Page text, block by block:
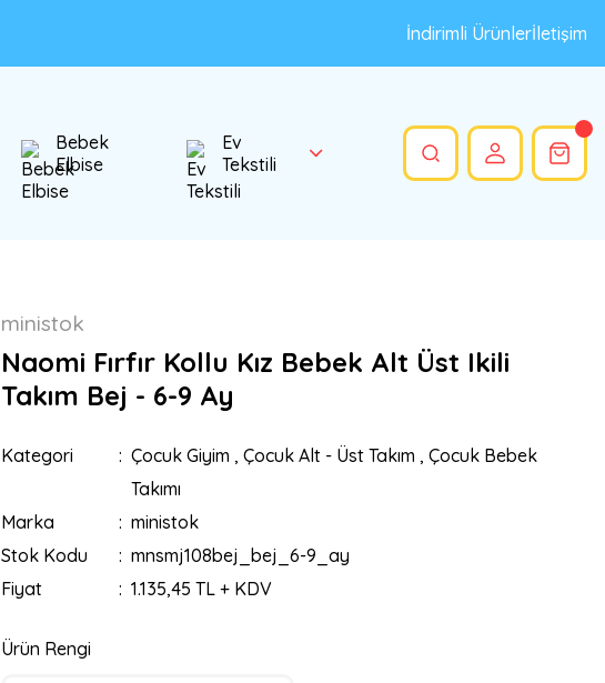
İndirimli Ürünlerİletişim
Bebek
Elbise
Ev
Tekstili
ministok
Naomi Fırfır Kollu Kız Bebek Alt Üst Ikili
Takım Bej - 6-9 Ay
Kategori Çocuk Giyim , Çocuk Alt - Üst Takım , Çocuk Bebek
Takımı
Marka
ministok
Stok Kodu
mnsmj108bej_bej_6-9_ay
Fiyat
1.135,45 TL + KDV
Ürün Rengi